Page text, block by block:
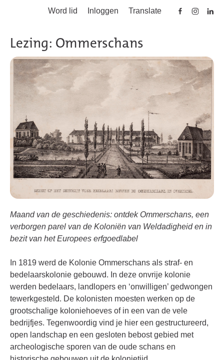
Word lid Inloggen Translate
Lezing: Ommerschans
Maand van de geschiedenis: ontdek Ommerschans, een
verborgen parel van de Koloniën van Weldadigheid en in
bezit van het Europees erfgoedlabel
In 1819 werd de Kolonie Ommerschans als straf- en
bedelaarskolonie gebouwd. In deze onvrije kolonie
werden bedelaars, landlopers en ‘onwilligen’ gedwongen
tewerkgesteld. De kolonisten moesten werken op de
grootschalige koloniehoeves of in een van de vele
bedrijfjes. Tegenwoordig vind je hier een gestructureerd,
open landschap en een gesloten bebost gebied met
archeologische sporen van de oude schans en